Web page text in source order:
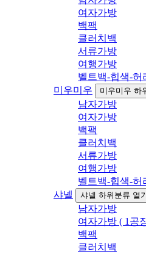
여자가방
백팩
클러치백
서류가방
여행가방
벨트백-힙색-허
미우미우
미우미우 하
남자가방
여자가방
백팩
클러치백
서류가방
여행가방
벨트백-힙색-허
샤넬
샤넬 하위분류 열
남자가방
여자가방 ( 1공
백팩
클러치백